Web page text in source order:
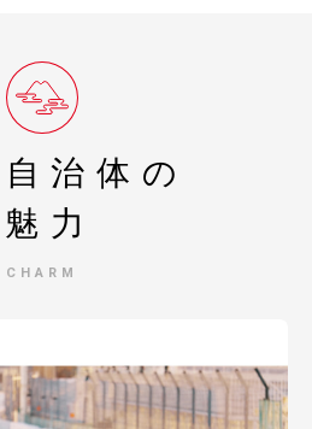
shisei/kifu/
方法
https://mypg.jp/faq/）を使ってオ
ます。
番号は、注文受付メールの本文
す。
ングにより、寄附情報が反映さ
ンストップ特例申請をされた方
型）のみをお送りしております
マイページ』（オンライン）で
治体の
魅力
CHARM